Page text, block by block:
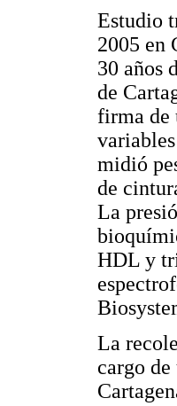
Estudio
2005 en
30 años
de
firma de
midió
de
La
HDL y
La
cargo